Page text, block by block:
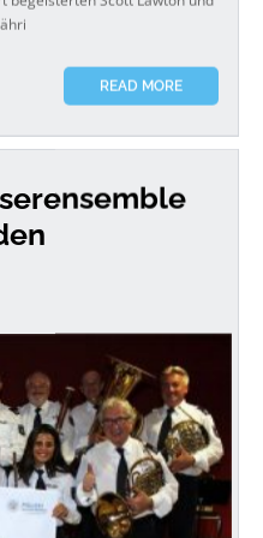
READ MORE